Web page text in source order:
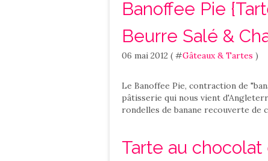
Banoffee Pie
Beurre Salé &
06 mai 2012 ( #Gâteaux & Tartes )
Le Banoffee Pie, contraction de
pâtisserie qui nous vient
rondelles de banane recouverte de
Tarte au